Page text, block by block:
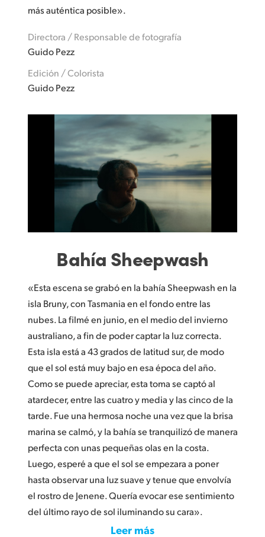
UAE
Ukraine
United States
más auténtica posible».
Directora / Responsable de fotografía
Guido Pezz
Edición / Colorista
Guido Pezz
Bahía Sheepwash
«Esta escena se grabó en la bahía Sheepwash en la
isla Bruny, con Tasmania en el fondo entre las
nubes. La filmé en junio, en el medio del invierno
australiano, a fin de poder captar la luz correcta.
Esta isla está a 43 grados de latitud sur, de modo
que el sol está muy bajo en esa época del año.
Como se puede apreciar, esta toma se captó al
atardecer, entre las cuatro y media y las cinco de la
tarde. Fue una hermosa noche una vez que la brisa
marina se calmó, y la bahía se tranquilizó de manera
perfecta con unas pequeñas olas en la costa.
Luego, esperé a que el sol se empezara a poner
hasta observar una luz suave y tenue que envolvía
el rostro de Jenene. Quería evocar ese sentimiento
del último rayo de sol iluminando su cara».
Leer más